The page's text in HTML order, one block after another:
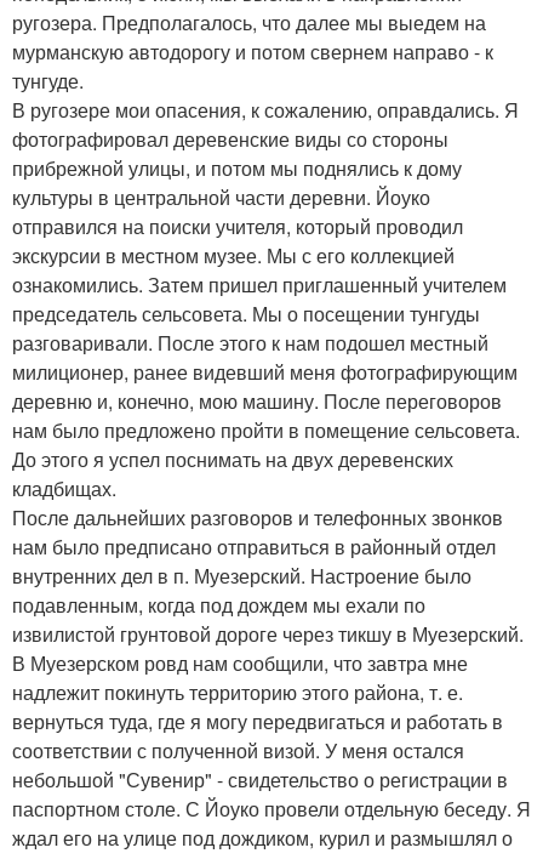
ругозера. Предполагалось, что далее мы выедем на
мурманскую автодорогу и потом свернем направо - к
тунгуде.
В ругозере мои опасения, к сожалению, оправдались. Я
фотографировал деревенские виды со стороны
прибрежной улицы, и потом мы поднялись к дому
культуры в центральной части деревни. Йоуко
отправился на поиски учителя, который проводил
экскурсии в местном музее. Мы с его коллекцией
ознакомились. Затем пришел приглашенный учителем
председатель сельсовета. Мы о посещении тунгуды
разговаривали. После этого к нам подошел местный
милиционер, ранее видевший меня фотографирующим
деревню и, конечно, мою машину. После переговоров
нам было предложено пройти в помещение сельсовета.
До этого я успел поснимать на двух деревенских
кладбищах.
После дальнейших разговоров и телефонных звонков
нам было предписано отправиться в районный отдел
внутренних дел в п. Муезерский. Настроение было
подавленным, когда под дождем мы ехали по
извилистой грунтовой дороге через тикшу в Муезерский.
В Муезерском ровд нам сообщили, что завтра мне
надлежит покинуть территорию этого района, т. е.
вернуться туда, где я могу передвигаться и работать в
соответствии с полученной визой. У меня остался
небольшой "Сувенир" - свидетельство о регистрации в
паспортном столе. С Йоуко провели отдельную беседу. Я
ждал его на улице под дождиком, курил и размышлял о